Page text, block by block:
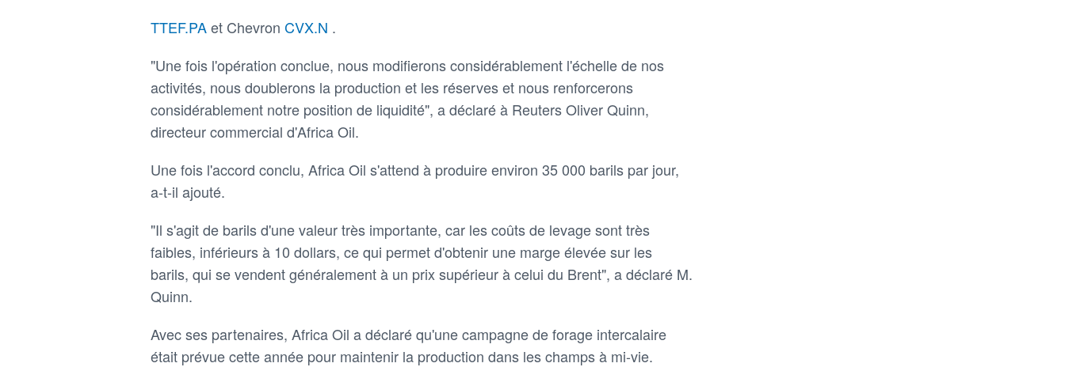
TTEF.PAet Chevron CVX.N .
"Une fois l'opération conclue, nous modifierons considérablement l'échelle de nos
activités, nous doublerons la production et les réserves et nous renforcerons
considérablement notre position de liquidité", a déclaré à Reuters Oliver Quinn,
directeur commercial d'Africa Oil.
Une fois l'accord conclu, Africa Oil s'attend à produire environ 35 000 barils par jour,
a-t-il ajouté.
"Il s'agit de barils d'une valeur très importante, car les coûts de levage sont très
faibles, inférieurs à 10 dollars, ce qui permet d'obtenir une marge élevée sur les
barils, qui se vendent généralement à un prix supérieur à celui du Brent", a déclaré M.
Quinn.
Avec ses partenaires, Africa Oil a déclaré qu'une campagne de forage intercalaire
était prévue cette année pour maintenir la production dans les champs à mi-vie.